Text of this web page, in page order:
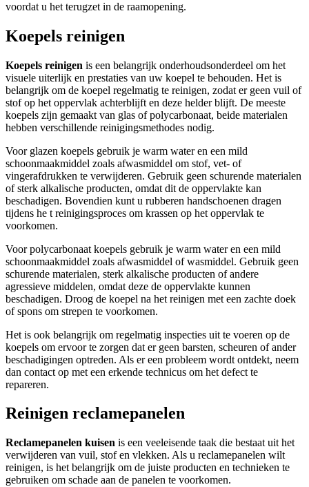
voordat u het terugzet in de raamopening.
Koepels reinigen
Koepels reinigen is een belangrijk onderhoudsonderdeel om het
visuele uiterlijk en prestaties van uw koepel te behouden. Het is
belangrijk om de koepel regelmatig te reinigen, zodat er geen vuil of
stof op het oppervlak achterblijft en deze helder blijft. De meeste
koepels zijn gemaakt van glas of polycarbonaat, beide materialen
hebben verschillende reinigingsmethodes nodig.
Voor glazen koepels gebruik je warm water en een mild
schoonmaakmiddel zoals afwasmiddel om stof, vet- of
vingerafdrukken te verwijderen. Gebruik geen schurende materialen
of sterk alkalische producten, omdat dit de oppervlakte kan
beschadigen. Bovendien kunt u rubberen handschoenen dragen
tijdens he t reinigingsproces om krassen op het oppervlak te
voorkomen.
Voor polycarbonaat koepels gebruik je warm water en een mild
schoonmaakmiddel zoals afwasmiddel of wasmiddel. Gebruik geen
schurende materialen, sterk alkalische producten of andere
agressieve middelen, omdat deze de oppervlakte kunnen
beschadigen. Droog de koepel na het reinigen met een zachte doek
of spons om strepen te voorkomen.
Het is ook belangrijk om regelmatig inspecties uit te voeren op de
koepels om ervoor te zorgen dat er geen barsten, scheuren of ander
beschadigingen optreden. Als er een probleem wordt ontdekt, neem
dan contact op met een erkende technicus om het defect te
repareren.
Reinigen reclamepanelen
Reclamepanelen kuisen is een veeleisende taak die bestaat uit het
verwijderen van vuil, stof en vlekken. Als u reclamepanelen wilt
reinigen, is het belangrijk om de juiste producten en technieken te
gebruiken om schade aan de panelen te voorkomen.